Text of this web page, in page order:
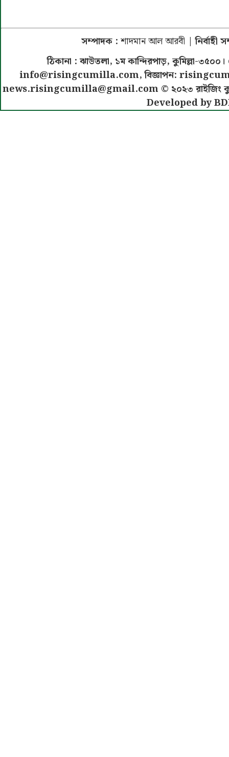
সম্পাদক : শাদমান আল আরবী | নির্বাহী
ঠিকানা : ঝাউতলা, ১ম কান্দিরপাড়, কুমিল্লা-
info@risingcumilla.com, বিজ্ঞাপন:
news.risingcumilla@gmail.com © ২০২৩ রাইজিং
Developed by